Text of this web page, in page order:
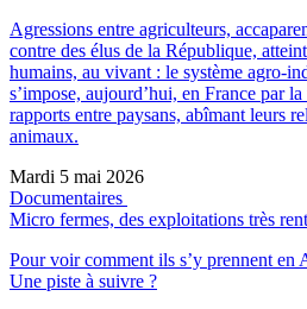
Agressions entre agriculteurs,
contre des élus de la République,
humains, au vivant : le système agro-
s’impose, aujourd’hui, en France par
rapports entre paysans, abîmant leurs
animaux.
Mardi 5 mai 2026
Documentaires
Micro fermes, des exploitations très
Pour voir comment ils s’y prennent en
Une piste à suivre ?